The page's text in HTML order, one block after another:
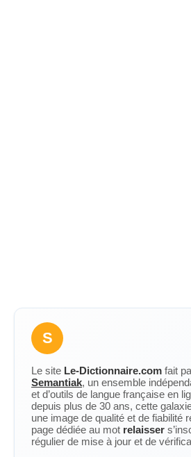
S
Le site Le-Dictionnaire.com fait
Semantiak, un ensemble
et d’outils de langue française en
depuis plus de 30 ans, cette
une image de qualité et de fiabilité
page dédiée au mot relaisser
régulier de mise à jour et de